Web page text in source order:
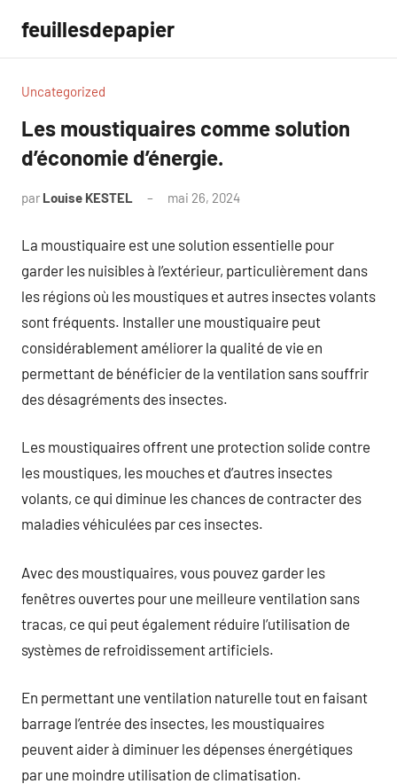
contenu
feuillesdepapier
Uncategorized
Les moustiquaires comme solution
d’économie d’énergie.
par Louise KESTEL mai 26, 2024
La moustiquaire est une solution essentielle pour
garder les nuisibles à l’extérieur, particulièrement dans
les régions où les moustiques et autres insectes volants
sont fréquents. Installer une moustiquaire peut
considérablement améliorer la qualité de vie en
permettant de bénéficier de la ventilation sans souffrir
des désagréments des insectes.
Les moustiquaires offrent une protection solide contre
les moustiques, les mouches et d’autres insectes
volants, ce qui diminue les chances de contracter des
maladies véhiculées par ces insectes.
Avec des moustiquaires, vous pouvez garder les
fenêtres ouvertes pour une meilleure ventilation sans
tracas, ce qui peut également réduire l’utilisation de
systèmes de refroidissement artificiels.
En permettant une ventilation naturelle tout en faisant
barrage l’entrée des insectes, les moustiquaires
peuvent aider à diminuer les dépenses énergétiques
par une moindre utilisation de climatisation.